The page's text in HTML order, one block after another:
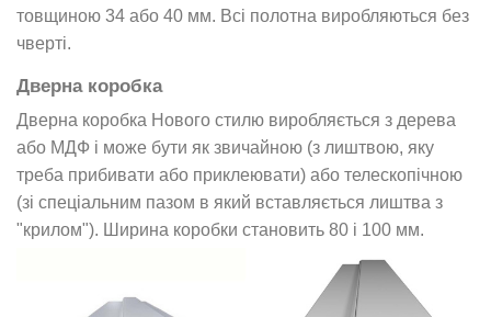
товщиною 34 або 40 мм. Всі полотна виробляються без
чверті.
Дверна коробка
Дверна коробка Нового стилю виробляється з дерева
або МДФ і може бути як звичайною (з лиштвою, яку
треба прибивати або приклеювати) або телескопічною
(зі спеціальним пазом в який вставляється лиштва з
"крилом"). Ширина коробки становить 80 і 100 мм.